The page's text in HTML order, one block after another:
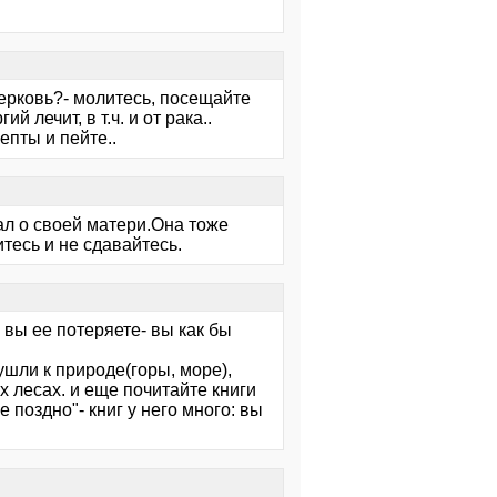
молитесь, посещайте
лечит, в т.ч. и от рака..
и пейте..
о своей матери.Она тоже
и не сдавайтесь.
вы ее потеряете- вы как бы
к природе(горы, море),
лесах. и еще почитайте книги
книг у него много: вы